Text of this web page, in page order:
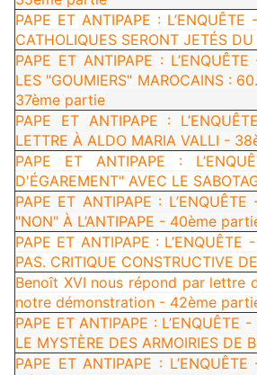
PAPE ET ANTIPAPE :
CATHOLIQUES SERONT JETÉS
PAPE ET ANTIPAPE :
LES "GOUMIERS" MAROCAINS :
37ème partie
PAPE ET ANTIPAPE :
LETTRE À ALDO MARIA VALLI -
PAPE ET ANTIPAPE :
D'ÉGAREMENT" AVEC LE
PAPE ET ANTIPAPE :
"NON" À L’ANTIPAPE - 40ème
PAPE ET ANTIPAPE : L’ENQUÊTE
PAS. CRITIQUE CONSTRUCTIVE
Benoît XVI nous répond par lettre
notre démonstration - 42ème
PAPE ET ANTIPAPE : L’ENQUÊTE
LE MYSTÈRE DES ARMOIRIES
PAPE ET ANTIPAPE :